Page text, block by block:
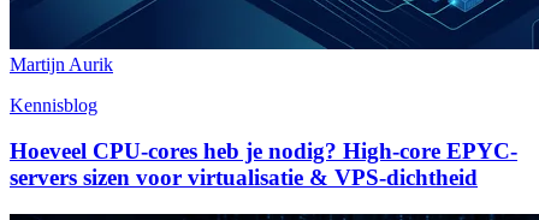
Martijn Aurik
Kennisblog
Hoeveel CPU-cores heb je nodig? High-core EPYC-
servers sizen voor virtualisatie & VPS-dichtheid